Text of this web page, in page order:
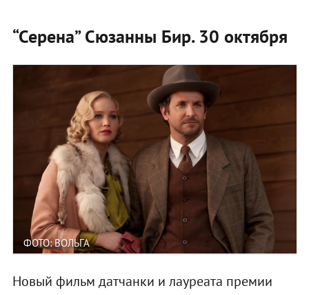
“Серена” Сюзанны Бир. 30 октября
ФОТО: ВОЛЬГА
Новый фильм датчанки и лауреата премии